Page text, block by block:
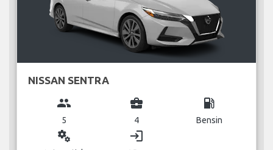
NISSAN SENTRA
group
5
business_center
4
local_gas_station
Bensin
miscellaneous_services login